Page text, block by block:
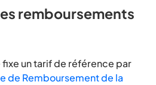
remboursements
fixe un tarif de référence par
de Remboursement de la